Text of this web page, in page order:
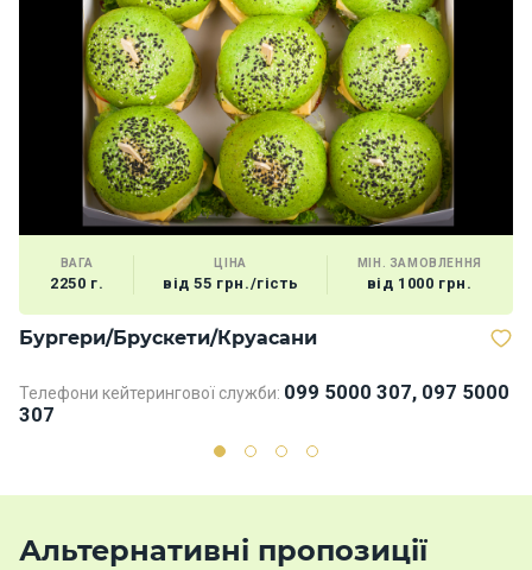
ВАГА
2250 г.
ЦІНА
від 55 грн./гість
МІН. ЗАМОВЛЕННЯ
від 1000 грн.
Бургери/Брускети/Круасани
Телефони кейтерингової служби: 099 5000 307, 097 5000
307
Альтернативні пропозиції